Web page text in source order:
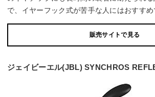
で、イヤーフック式が苦手な人にはおすすめ
販売サイトで見る
ジェイビーエル(JBL) SYNCHROS